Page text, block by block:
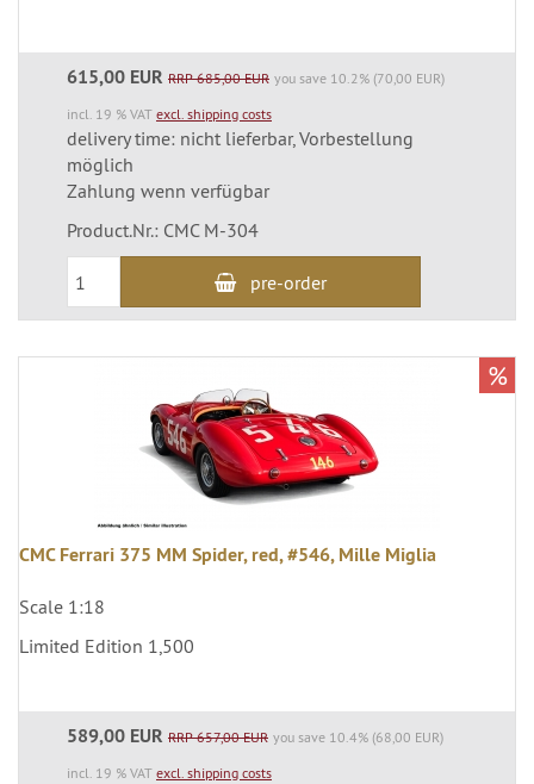
615,00 EUR RRP 685,00 EUR you save 10.2% (70,00 EUR)
incl. 19 % VAT excl. shipping costs
delivery time: nicht lieferbar, Vorbestellung
möglich
Zahlung wenn verfügbar
Product.Nr.: CMC M-304
pre-order
CMC Ferrari 375 MM Spider, red, #546, Mille Miglia
Scale 1:18
Limited Edition 1,500
589,00 EUR RRP 657,00 EUR you save 10.4% (68,00 EUR)
incl. 19 % VAT excl. shipping costs
%